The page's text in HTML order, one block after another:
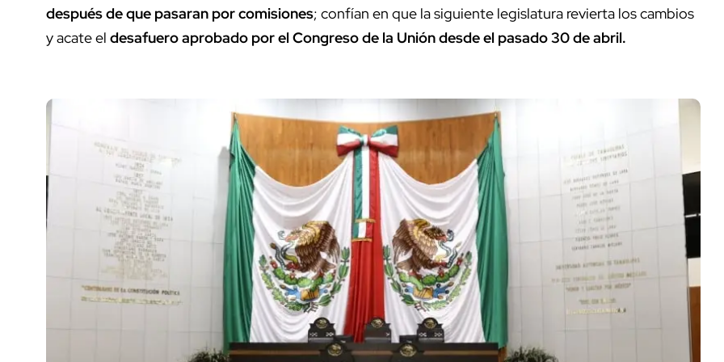
después de que pasaran por comisiones; confían en que la siguiente legislatura revierta los cambios
y acate el desafuero aprobado por el Congreso de la Unión desde el pasado 30 de abril.